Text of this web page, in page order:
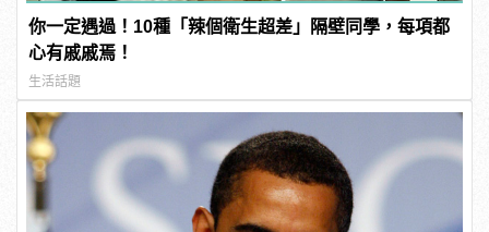
你一定遇過！10種「辣個衛生超差」隔壁同學，每項都
心有戚戚焉！
生活話題